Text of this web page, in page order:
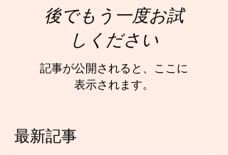
最新記事
後でもう一度お試
しください
記事が公開されると、ここに
表示されます。